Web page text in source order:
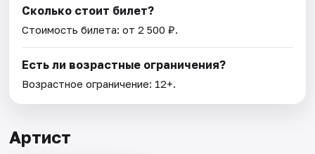
Сколько стоит билет?
Стоимость билета: от 2 500 ₽.
Есть ли возрастные ограничения?
Возрастное ограничение: 12+.
Артист